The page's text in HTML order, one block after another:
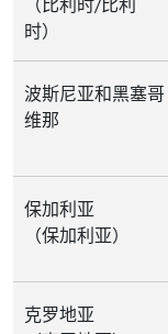
时）
波斯尼亚和黑塞哥
维那
保加利亚
（保加利亚）
克罗地亚